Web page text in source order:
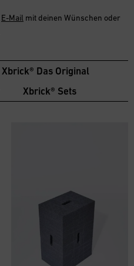
E-Mail mit deinen Wünschen oder
Xbrick® Das Original
Xbrick® Sets